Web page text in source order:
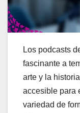
Los podcasts
fascinante a
arte y la
accesible para
variedad de